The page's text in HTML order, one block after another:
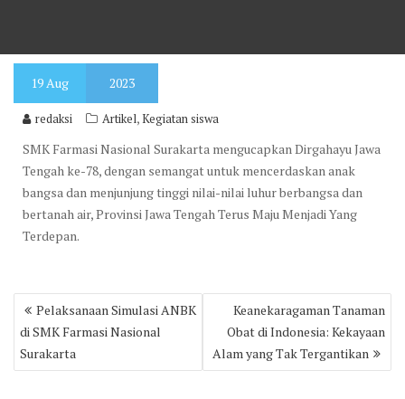
19Aug 2023
redaksi Artikel,Kegiatan siswa
SMK Farmasi Nasional Surakarta mengucapkan Dirgahayu Jawa
Tengah ke-78, dengan semangat untuk mencerdaskan anak
bangsa dan menjunjung tinggi nilai-nilai luhur berbangsa dan
bertanah air, Provinsi Jawa Tengah Terus Maju Menjadi Yang
Terdepan.
Post
navigation
Pelaksanaan Simulasi ANBK
di SMK Farmasi Nasional
Surakarta
Keanekaragaman Tanaman
Obat di Indonesia: Kekayaan
Alam yang Tak Tergantikan